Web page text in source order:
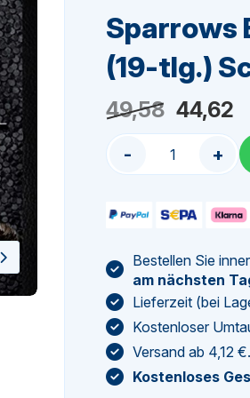
Sparrows
(19-tlg.)
49,58
Preis
war:
44,62
- +
Bestellen Sie
am nächsten
Lieferzeit (bei
Kostenloser
Versand ab 4,12
Kostenloses